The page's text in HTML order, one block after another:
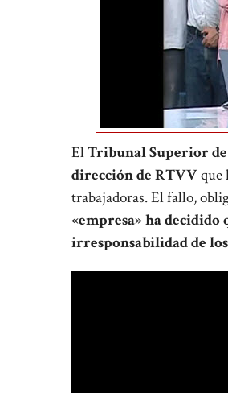
ElTribunal Superior de
dirección de RTVVque
trabajadoras. El fallo,
«empresa» ha
irresponsabilidad de